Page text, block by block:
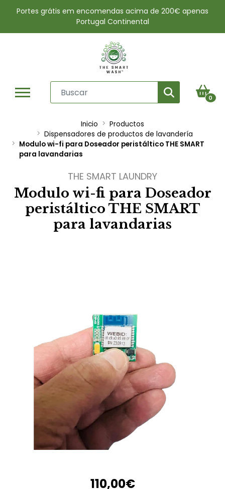
Portes grátis em encomendas acima de 200€ apenas
Portugal Continental
0
Inicio
Productos
Dispensadores de productos de lavandería
Modulo wi-fi para Doseador peristáltico THE SMART
para lavandarias
THE SMART LAUNDRY
Modulo wi-fi para Doseador
peristáltico THE SMART
para lavandarias
110,00€